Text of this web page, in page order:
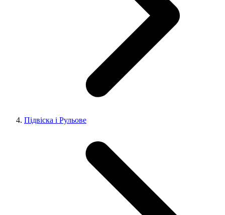
Підвіска і Рульове